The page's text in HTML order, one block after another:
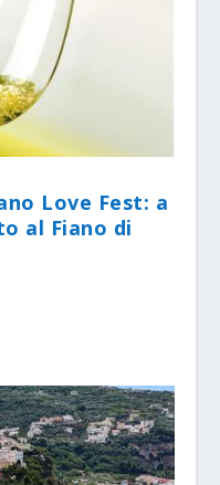
Love Fest: a
al Fiano di